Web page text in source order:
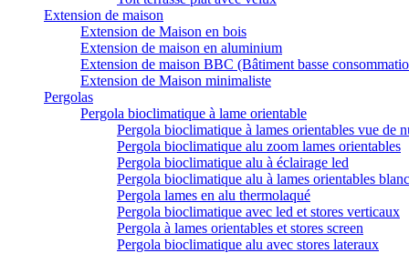
Extension de maison
Extension de Maison en bois
Extension de maison en aluminium
Extension de maison BBC (Bâtiment basse
Extension de Maison minimaliste
Pergolas
Pergola bioclimatique à lame orientable
Pergola bioclimatique à lames orientables vue de
Pergola bioclimatique alu zoom lames orientables
Pergola bioclimatique alu à éclairage led
Pergola bioclimatique alu à lames orientables
Pergola lames en alu thermolaqué
Pergola bioclimatique avec led et stores verticaux
Pergola à lames orientables et stores screen
Pergola bioclimatique alu avec stores lateraux